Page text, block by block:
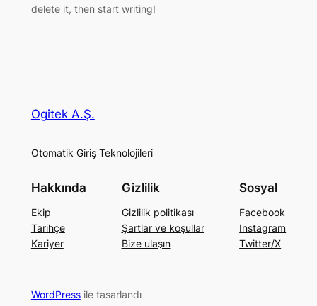
delete it, then start writing!
Ogitek A.Ş.
Otomatik Giriş Teknolojileri
Hakkında
Ekip
Tarihçe
Kariyer
Gizlilik
Gizlilik politikası
Şartlar ve koşullar
Bize ulaşın
Sosyal
Facebook
Instagram
Twitter/X
WordPressile tasarlandı